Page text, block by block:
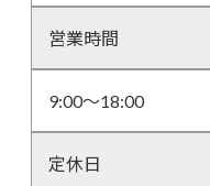
営業時間
9:00～18:00
定休日